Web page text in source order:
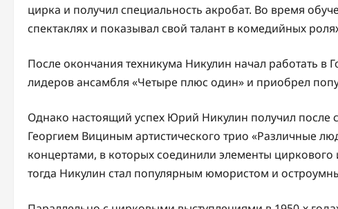
цирка и получил специальность акробат. Во время
спектаклях и показывал свой талант в комедийных
После окончания техникума Никулин начал работать в
лидеров ансамбля «Четыре плюс один» и приобрел
Однако настоящий успех Юрий Никулин получил
Георгием Вициным артистического трио «Различные
концертами, в которых соединили элементы циркового
тогда Никулин стал популярным юмористом и